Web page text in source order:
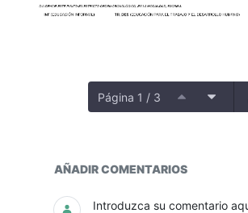
Página 1 / 3
PLANTA
AÑADIR COMENTARIOS
Introduzca su comentario